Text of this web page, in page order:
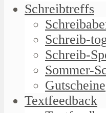
Schreibtreffs
Schreib-
Schreib-
Sommer-
Gutscheine
Textfeedback